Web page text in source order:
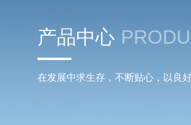
产品中心
在发展中求生存，不断贴心，以良